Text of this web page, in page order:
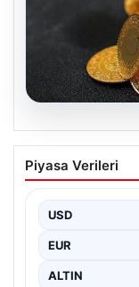
05.08.2026
13 Nisan
Altın
beklenen…
Piyasa Verileri
USD
EUR
ALTIN